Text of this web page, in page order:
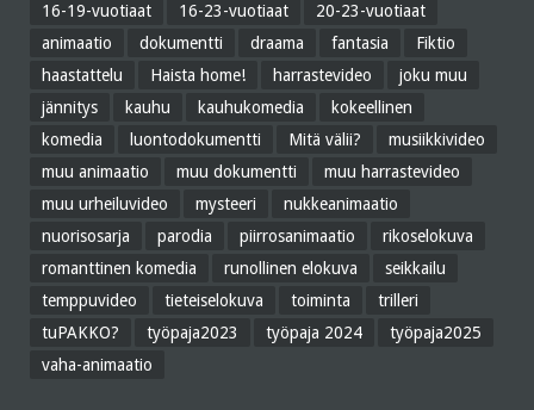
16-19-vuotiaat
16-23-vuotiaat
20-23-vuotiaat
animaatio
dokumentti draama fantasia
Fiktio
haastattelu
Haista home! harrastevideo
joku muu
jännitys
kauhu kauhukomedia
kokeellinen
komedia
luontodokumentti Mitä välii?
musiikkivideo
muu animaatio
muu dokumentti
muu harrastevideo
muu urheiluvideo
mysteeri
nukkeanimaatio
nuorisosarja
parodia piirrosanimaatio
rikoselokuva
romanttinen komedia
runollinen elokuva
seikkailu
temppuvideo
tieteiselokuva toiminta
trilleri
tuPAKKO?
työpaja2023 työpaja 2024
työpaja2025
vaha-animaatio